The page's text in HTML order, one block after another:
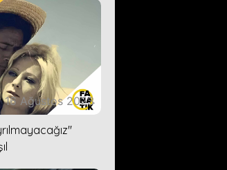
16 Ağustos 2023